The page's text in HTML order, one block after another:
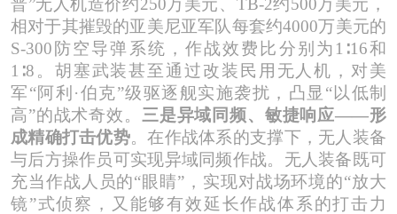
普”无人机造价约250万美元、TB-2约500万美元，
相对于其摧毁的亚美尼亚军队每套约4000万美元的
S-300防空导弹系统，作战效费比分别为1∶16和
1∶8。胡塞武装甚至通过改装民用无人机，对美
军“阿利·伯克”级驱逐舰实施袭扰，凸显“以低制
高”的战术奇效。 三是异域同频、敏捷响应——形
成精确打击优势。在作战体系的支撑下，无人装备
与后方操作员可实现异域同频作战。无人装备既可
充当作战人员的“眼睛”，实现对战场环境的“放大
镜”式侦察，又能够有效延长作战体系的打击力